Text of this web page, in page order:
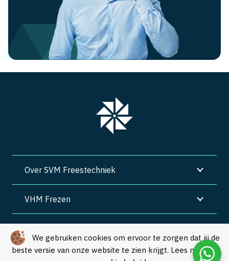
We gebruiken cookies om ervoor te zorgen dat jij de
beste versie van onze website te zien krijgt. Lees meer in
Over SVM Freestechniek
VHM Frezen
Algemene voorwaarden | Privacy